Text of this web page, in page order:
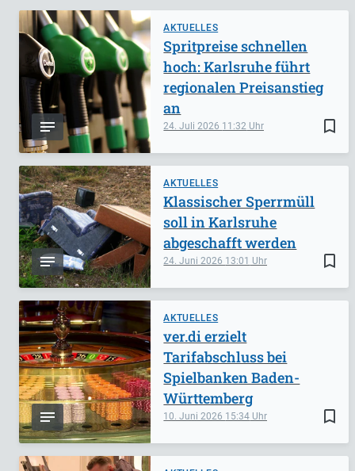
AKTUELLES
bookmark_border
24. Juli 2026 11:32
Spritpreise schnellen
hoch: Karlsruhe führt
regionalen Preisanstieg
an
AKTUELLES
bookmark_border
24. Juni 2026 13:01
Klassischer Sperrmüll
soll in Karlsruhe
abgeschafft werden
AKTUELLES
bookmark_border
10. Juni 2026 15:34
ver.di erzielt
Tarifabschluss bei
Spielbanken Baden-
Württemberg